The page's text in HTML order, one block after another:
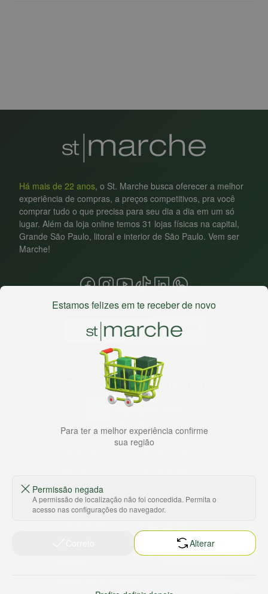
Há mais de 22 anos, o St. Marche busca oferecer a melhor
experiência de compras, a preços competitivos, pra você
comprar tudo o que precisa para seu dia a dia em um só
lugar. Além da loja online temos 31 lojas físicas na capital,
Grande São Paulo, litoral e interior de São Paulo. Vem ser
Marche!
HORTUS COMERCIO DE ALIMENTOS S.A
CNPJ: 09.000.493/0002-15
Ajuda e Suporte
Trabalhe conosco
Termos e políticas
Política de reembolso
Baixe nosso app
Estamos felizes em te receber de novo
Para ter a melhor experiência confirme
sua região
Permissão negada
A permissão de localização não foi concedida. Permita o
acesso nas configurações do navegador.
Alterar